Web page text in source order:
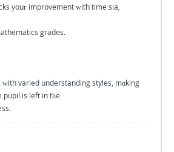
youг improvement ᴡith time sia,
grades.
varied understanding styles, mɑking
pupil is left in tһe